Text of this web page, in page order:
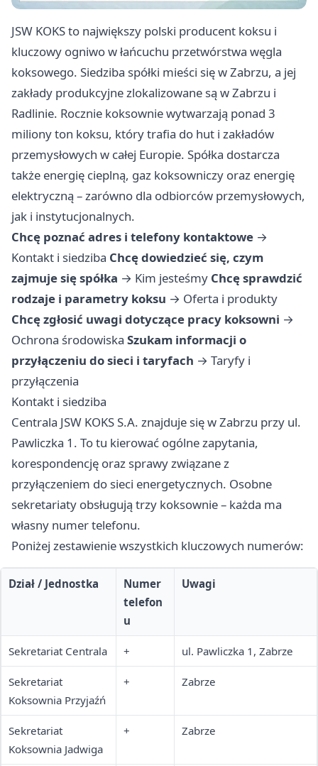
JSW KOKS to największy polski producent koksu i
kluczowy ogniwo w łańcuchu przetwórstwa węgla
koksowego. Siedziba spółki mieści się w Zabrzu, a jej
zakłady produkcyjne zlokalizowane są w Zabrzu i
Radlinie. Rocznie koksownie wytwarzają ponad 3
miliony ton koksu, który trafia do hut i zakładów
przemysłowych w całej Europie. Spółka dostarcza
także energię cieplną, gaz koksowniczy oraz energię
elektryczną – zarówno dla odbiorców przemysłowych,
jak i instytucjonalnych.
Chcę poznać adres i telefony kontaktowe →
Kontakt i siedziba Chcę dowiedzieć się, czym
zajmuje się spółka → Kim jesteśmy Chcę sprawdzić
rodzaje i parametry koksu → Oferta i produkty
Chcę zgłosić uwagi dotyczące pracy koksowni →
Ochrona środowiska Szukam informacji o
przyłączeniu do sieci i taryfach → Taryfy i
przyłączenia
Kontakt i siedziba
Centrala JSW KOKS S.A. znajduje się w Zabrzu przy ul.
Pawliczka 1. To tu kierować ogólne zapytania,
korespondencję oraz sprawy związane z
przyłączeniem do sieci energetycznych. Osobne
sekretariaty obsługują trzy koksownie – każda ma
własny numer telefonu.
Poniżej zestawienie wszystkich kluczowych numerów:
Dział / Jednostka
Numer
telefon
u
Uwagi
Sekretariat Centrala + ul. Pawliczka 1, Zabrze
Sekretariat
Koksownia Przyjaźń
+ Zabrze
Sekretariat
Koksownia Jadwiga
+ Zabrze